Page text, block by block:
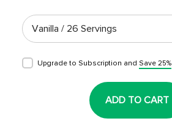
Upgrade to Subscription and Save 25%
ADD TO CART